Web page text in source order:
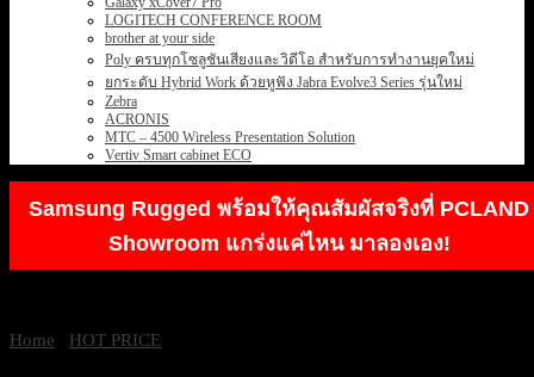
LOGITECH CONFERENCE ROOM
brother at your side
Poly ครบทุกโซลูชันเสียงและวิดีโอ สำหรับการทำงานยุคใหม่
ยกระดับ Hybrid Work ด้วยหูฟัง Jabra Evolve3 Series รุ่นใหม่
Zebra
ACRONIS
MTC – 4500 Wireless Presentation Solution
Vertiv Smart cabinet ECO
Samsung Rugged พร้อมให้คุณสัมผัสจริงที่ PCLAND
Showroom แกร่งแค่ไหน มาลองเอง!
Home HOT PRICE